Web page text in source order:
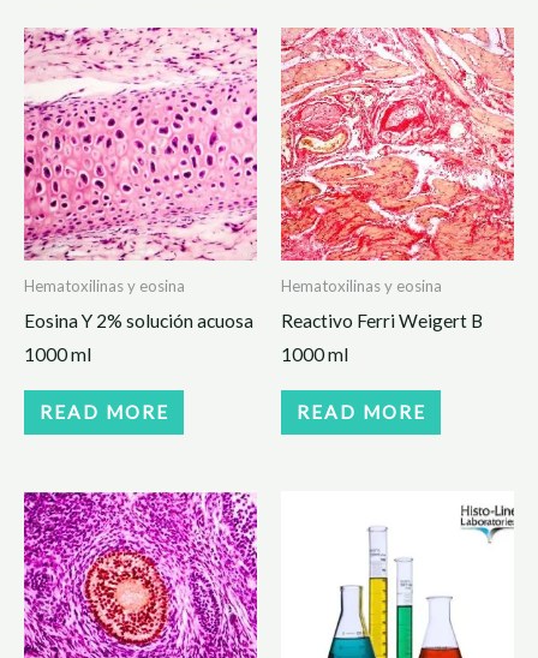
Hematoxilinas y eosina
Eosina Y 2% solución acuosa
1000 ml
READ MORE
Hematoxilinas y eosina
Reactivo Ferri Weigert B
1000 ml
READ MORE